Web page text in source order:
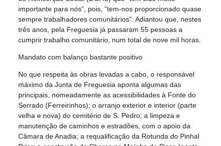
importante para nós”, pois, “tem-nos proporcionado quase
sempre trabalhadores comunitários”. Adiantou que, nestes
três anos, pela Freguesia já passaram 55 pessoas a
cumprir trabalho comunitário, num total de nove mil horas.
Mandato com balanço bastante positivo
No que respeita às obras levadas a cabo, o responsável
máximo da Junta de Freguesia aponta algumas das
principais, nomeadamente as acessibilidades à Fonte do
Serrado (Ferreirinhos); o arranjo exterior e interior (parte
velha e nova) do cemitério de S. Pedro; a limpeza e
manutenção de caminhos e estradões, com o apoio da
Câmara de Anadia; a requalificação da Rotunda do Pinhal